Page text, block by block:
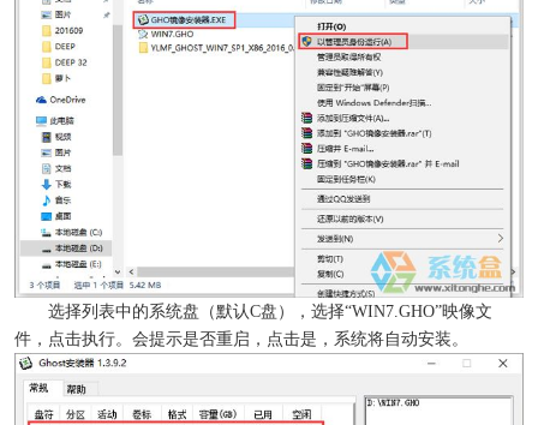
选择列表中的系统盘（默认C盘），选择“WIN7.GHO”映像文
件，点击执行。会提示是否重启，点击是，系统将自动安装。